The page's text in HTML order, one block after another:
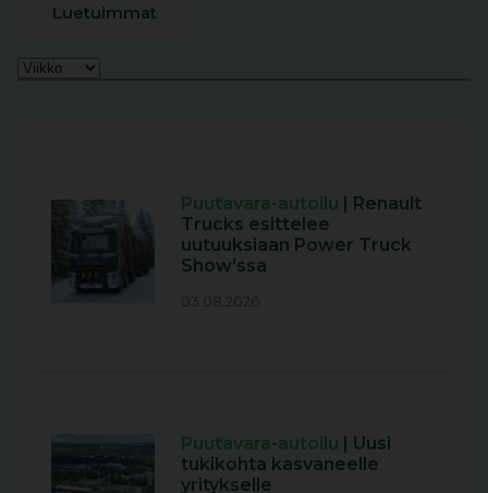
Luetuimmat
Puutavara-autoilu | Renault
Trucks esittelee
uutuuksiaan Power Truck
Show'ssa
03.08.2026
Puutavara-autoilu | Uusi
tukikohta kasvaneelle
yritykselle